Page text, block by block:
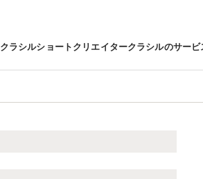
クラシルショートクリエイタークラシルのサービ